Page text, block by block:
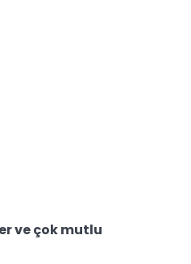
ve çok mutlu